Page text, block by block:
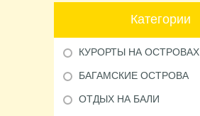
Категории
КУРОРТЫ НА ОСТРОВАХ
БАГАМСКИЕ ОСТРОВА
ОТДЫХ НА БАЛИ